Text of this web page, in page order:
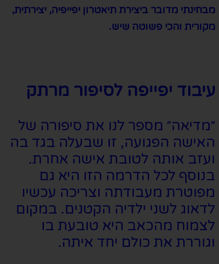
מבחינתי מדובר ביצירת תיאטרון יפייפיה, יצירתית,
מקורית והכי פשוטה שיש.
עיבוד יפייפה לסיפור מרתק
״מדיאה״ מספר לנו את סיפורה של
האישה הפגועה, זו שבעלה בגד בה
ועזב אותה לטובת אישה אחרת.
בנוסף לכל הדרמה הזו היא גם
מפוטרת מעבודתה וצריכה עכשיו
לדאוג לשני ילדיה הקטנים. במקום
לצמוח מהכאב היא טובעת בו
וגוררת את כולם יחד איתה.